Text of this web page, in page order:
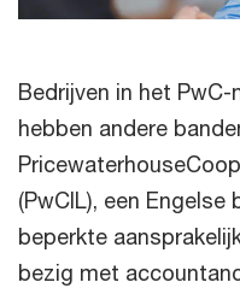
Bedrijven in het
hebben andere
(PwCIL), een
beperkte
bezig met